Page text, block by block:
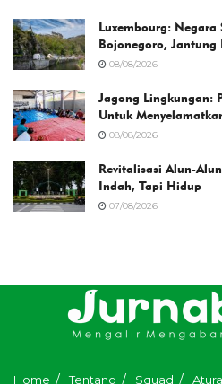
Luxembourg: Negara
Bojonegoro, Jantung
08/08/2026
Jagong Lingkungan:
Untuk
08/08/2026
Revitalisasi Alun-
Indah, Tapi Hidup
07/08/2026
Home Tentang Squad